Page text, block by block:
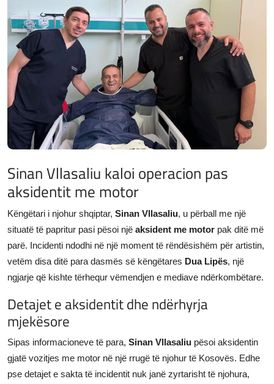
SHENDETI
JETA
Gallery
Shqip
Sinan Vllasaliu kaloi operacion pas
aksidentit me motor
Këngëtari i njohur shqiptar, Sinan Vllasaliu, u përball me një
situatë të papritur pasi pësoi një aksident me motor pak ditë më
parë. Incidenti ndodhi në një moment të rëndësishëm për artistin,
vetëm disa ditë para dasmës së këngëtares Dua Lipës, një
ngjarje që kishte tërhequr vëmendjen e mediave ndërkombëtare.
Detajet e aksidentit dhe ndërhyrja
mjekësore
Sipas informacioneve të para, Sinan Vllasaliu pësoi aksidentin
gjatë vozitjes me motor në një rrugë të njohur të Kosovës. Edhe
pse detajet e sakta të incidentit nuk janë zyrtarisht të njohura,